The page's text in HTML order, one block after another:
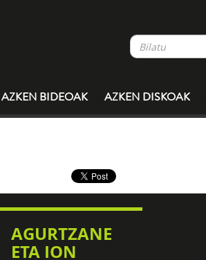
AZKEN BIDEOAK AZKEN DISKOAK
AGURTZANE
ETA ION